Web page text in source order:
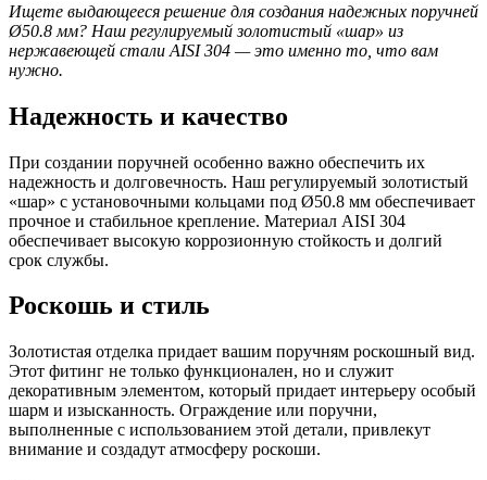
Ищете выдающееся решение для создания надежных поручней
Ø50.8 мм? Наш регулируемый золотистый «шар» из
нержавеющей стали AISI 304 — это именно то, что вам
нужно.
Надежность и качество
При создании поручней особенно важно обеспечить их
надежность и долговечность. Наш регулируемый золотистый
«шар» с установочными кольцами под Ø50.8 мм обеспечивает
прочное и стабильное крепление. Материал AISI 304
обеспечивает высокую коррозионную стойкость и долгий
срок службы.
Роскошь и стиль
Золотистая отделка придает вашим поручням роскошный вид.
Этот фитинг не только функционален, но и служит
декоративным элементом, который придает интерьеру особый
шарм и изысканность. Ограждение или поручни,
выполненные с использованием этой детали, привлекут
внимание и создадут атмосферу роскоши.